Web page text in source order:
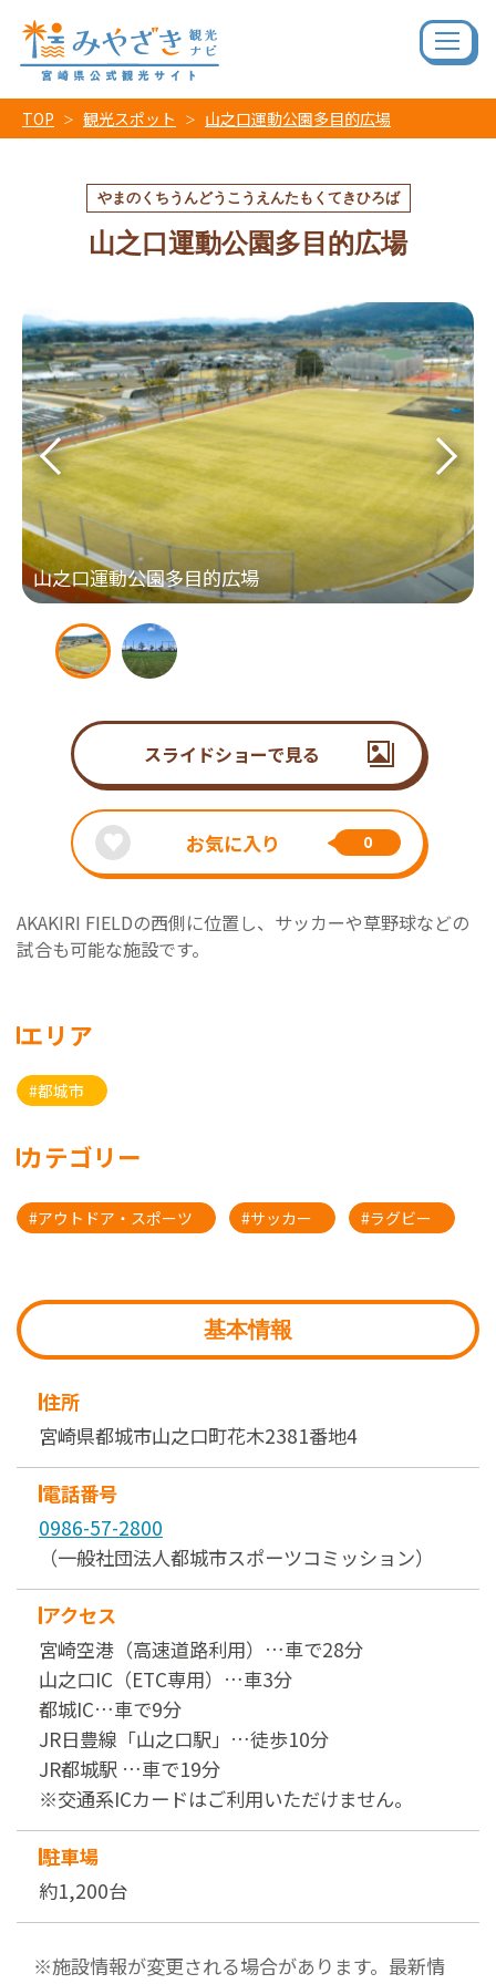
TOP 観光スポット 山之口運動公園多目的広場
やまのくちうんどうこうえんたもくてきひろば
山之口運動公園多目的広場
山之口運動公園多目的広場
スライドショーで見る
お気に入り 0
AKAKIRI FIELDの西側に位置し、サッカーや草野球などの
試合も可能な施設です。
エリア
#都城市
カテゴリー
#アウトドア・スポーツ #サッカー #ラグビー
基本情報
住所
宮崎県都城市山之口町花木2381番地4
電話番号
0986-57-2800
（一般社団法人都城市スポーツコミッション）
アクセス
宮崎空港（高速道路利用）…車で28分
山之口IC（ETC専用）…車3分
都城IC…車で9分
JR日豊線「山之口駅」…徒歩10分
JR都城駅 …車で19分
※交通系ICカードはご利用いただけません。
駐車場
約1,200台
※施設情報が変更される場合があります。最新情